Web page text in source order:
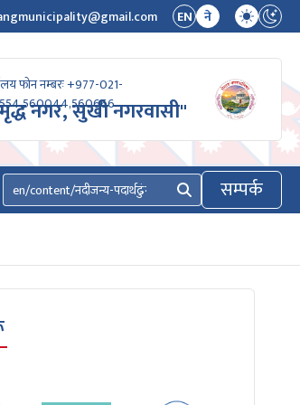
EN ने
फोन नम्बरः +977-021-
नगर, सुखी नगरवासी"
खोज्नुहोस् सम्पर्क